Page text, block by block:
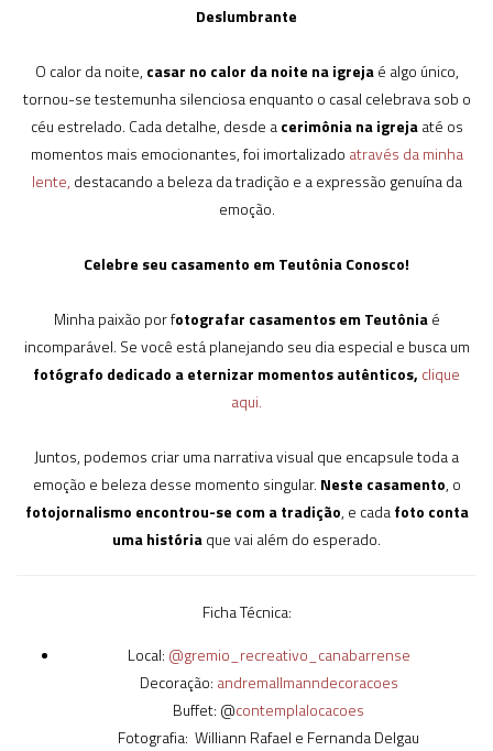
Deslumbrante
O calor da noite, casar no calor da noite na igrejaé algo único,
tornou-se testemunha silenciosa enquanto o casal celebrava sob o
céu estrelado. Cada detalhe, desde acerimônia na igrejaaté os
momentos mais emocionantes, foi imortalizado através da minha
lente, destacando a beleza da tradição e a expressão genuína da
emoção.
Celebre seu casamento em Teutônia Conosco!
Minha paixão por fotografar casamentos em Teutôniaé
incomparável. Se você está planejando seu dia especial e busca um
fotógrafo dedicado a eternizar momentos autênticos, clique
aqui.
Juntos, podemos criar uma narrativa visual que encapsule toda a
emoção e beleza desse momento singular. Neste casamento, o
fotojornalismo encontrou-se com a tradição, e cadafoto conta
uma históriaque vai além do esperado.
Ficha Técnica:
Local: @gremio­­_recreativo_canabarrense
Decoração: andremallmanndecoracoes
Buffet: @contemplalocacoes
Fotografia: Williann Rafael e Fernanda Delgau